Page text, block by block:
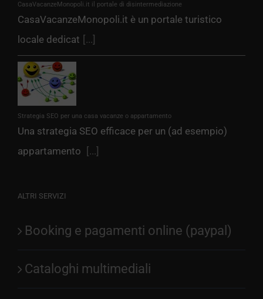
CasaVacanzeMonopoli.it il portale di disintermediazione
CasaVacanzeMonopoli.it è un portale turistico
locale dedicat [...]
Strategia SEO per una casa vacanze o appartamento
Una strategia SEO efficace per un (ad esempio)
appartamento
[...]
ALTRI SERVIZI
Booking e pagamenti online (paypal)
Cataloghi multimediali